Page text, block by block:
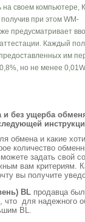
на своем компьютере,
при этом WM-
предусматривает
Каждый
им
но не менее
без ущерба
обмена и какие
количество
задать свой
вам критериям.
вы получите
BL продавца
что для надежного
BL.